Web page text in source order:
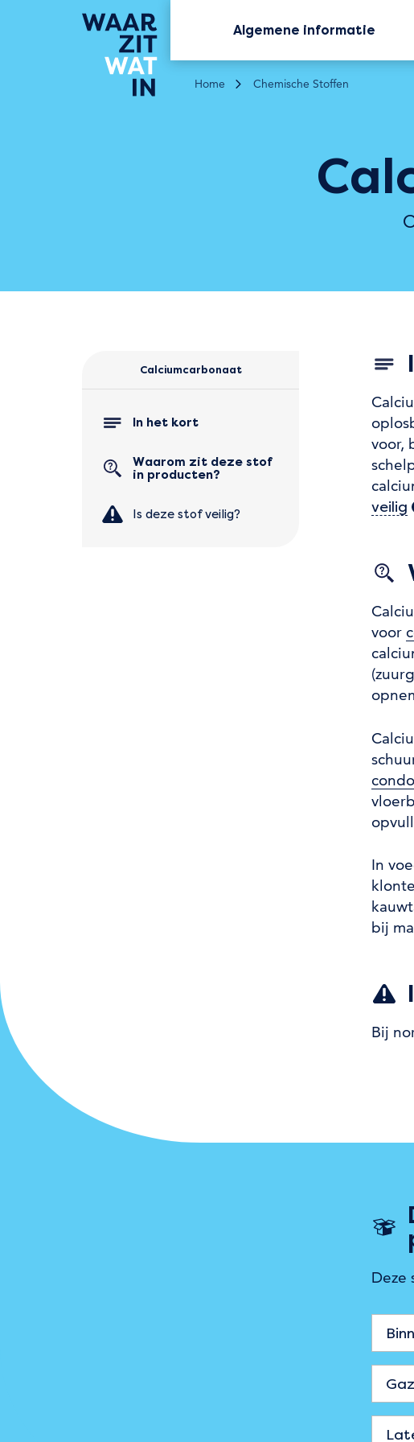
Algemene informatie
Home Chemische Stoffen
Calciumcarbonaat
In het kort
Waarom zit deze stof
in producten?
Is deze stof veilig?
voor,
veilig
voor
In
bij
Bij
Deze